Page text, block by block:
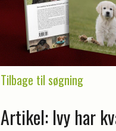
Tilbage til søgning
Artikel: Ivy har